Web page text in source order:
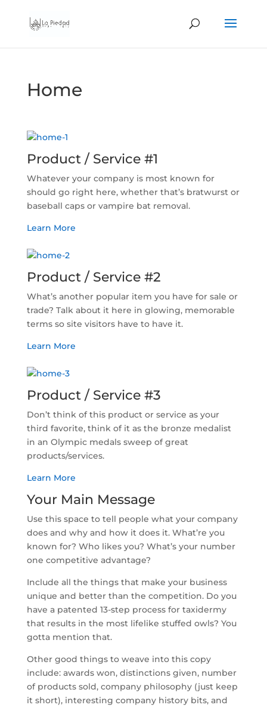
Home
Product / Service #1
Whatever your company is most known for
should go right here, whether that’s bratwurst or
baseball caps or vampire bat removal.
Learn More
Product / Service #2
What’s another popular item you have for sale or
trade? Talk about it here in glowing, memorable
terms so site visitors have to have it.
Learn More
Product / Service #3
Don’t think of this product or service as your
third favorite, think of it as the bronze medalist
in an Olympic medals sweep of great
products/services.
Learn More
Your Main Message
Use this space to tell people what your company
does and why and how it does it. What’re you
known for? Who likes you? What’s your number
one competitive advantage?
Include all the things that make your business
unique and better than the competition. Do you
have a patented 13-step process for taxidermy
that results in the most lifelike stuffed owls? You
gotta mention that.
Other good things to weave into this copy
include: awards won, distinctions given, number
of products sold, company philosophy (just keep
it short), interesting company history bits, and